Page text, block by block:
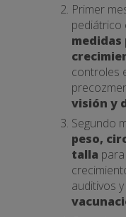
Primer
pediátrico
controles
visión y
Segundo
peso,
talla
auditivos